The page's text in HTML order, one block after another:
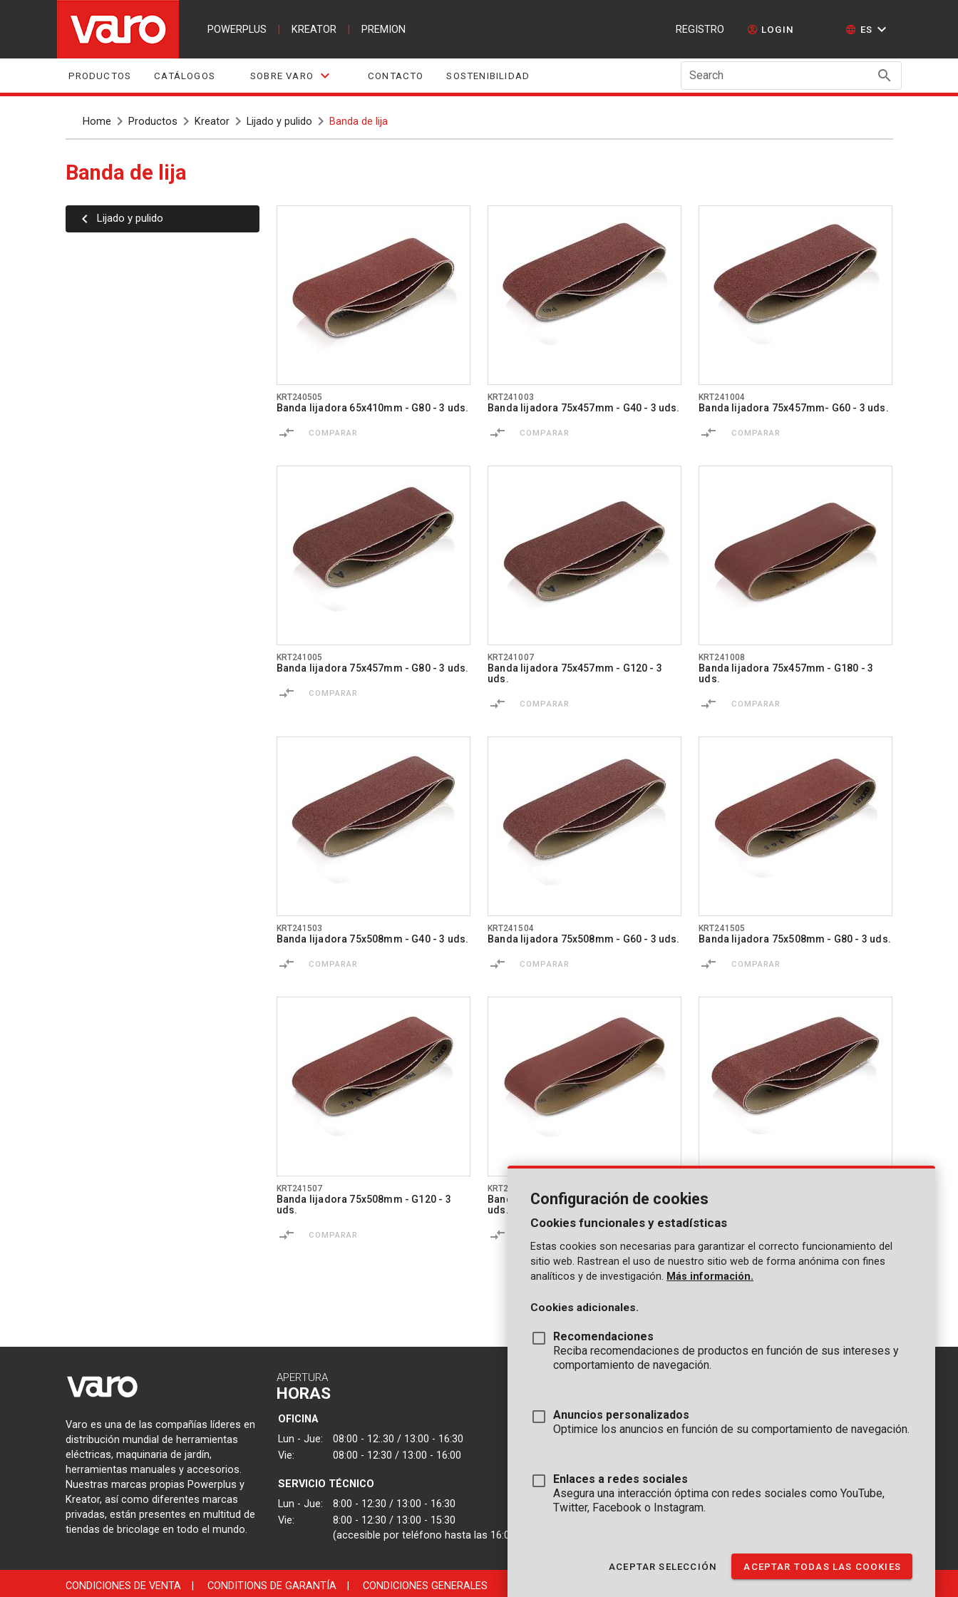
POWERPLUS KREATOR PREMION REGISTRO LOGIN ES
PRODUCTOS CATÁLOGOS SOBRE VARO CONTACTO SOSTENIBILIDAD Search
Home Productos Kreator Lijado y pulido Banda de lija
Banda de lija
Lijado y pulido
KRT240505
Banda lijadora 65x410mm - G80 - 3 uds.
COMPARAR
KRT241003
Banda lijadora 75x457mm - G40 - 3 uds.
COMPARAR
KRT241004
Banda lijadora 75x457mm- G60 - 3 uds.
COMPARAR
KRT241005
Banda lijadora 75x457mm - G80 - 3 uds.
COMPARAR
KRT241007
Banda lijadora 75x457mm - G120 - 3
uds.
COMPARAR
KRT241008
Banda lijadora 75x457mm - G180 - 3
uds.
COMPARAR
KRT241503
Banda lijadora 75x508mm - G40 - 3 uds.
COMPARAR
KRT241504
Banda lijadora 75x508mm - G60 - 3 uds.
COMPARAR
KRT241505
Banda lijadora 75x508mm - G80 - 3 uds.
COMPARAR
KRT241507
Banda lijadora 75x508mm - G120 - 3
uds.
COMPARAR
KRT241508
Banda lijadora 75x508mm - G180 - 3
uds.
Banda lijadora 75 x 533mm - G40 - 3
Varo es una de las compañías líderes en
distribución mundial de herramientas
eléctricas, maquinaria de jardín,
herramientas manuales y accesorios.
Nuestras marcas propias Powerplus y
Kreator, así como diferentes marcas
privadas, están presentes en multitud de
tiendas de bricolage en todo el mundo.
APERTURA
HORAS
OFICINA
Lun - Jue:
08:00 - 12:.30 / 13:00 - 16:30
Vie:
08:00 - 12:30 / 13:00 - 16:00
SERVICIO TÉCNICO
Lun - Jue:
8:00 - 12:30 / 13:00 - 16:30
Vie:
8:00 - 12:30 / 13:00 - 15:30
(accesible por teléfono hasta las 16:00)
OFICINA
2500 Lier - Bélgica
VARO IBERICA
GENERAL
+32 (0)3 292 92 90
CONDICIONES DE VENTA CONDITIONS DE GARANTÍA CONDICIONES GENERALES
Configuración de cookies
Cookies funcionales y estadísticas
Estas cookies son necesarias para garantizar el correcto funcionamiento del
sitio web. Rastrean el uso de nuestro sitio web de forma anónima con fines
analíticos y de investigación. Más información.
Cookies adicionales.
Recomendaciones
Reciba recomendaciones de productos en función de sus intereses y
comportamiento de navegación.
Anuncios personalizados
Optimice los anuncios en función de su comportamiento de navegación.
Enlaces a redes sociales
Asegura una interacción óptima con redes sociales como YouTube,
Twitter, Facebook o Instagram.
ACEPTAR SELECCIÓN ACEPTAR TODAS LAS COOKIES